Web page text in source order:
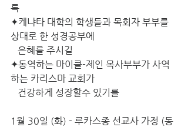
록
✦케냐타 대학의 학생들과 목회자 부부를
상대로 한 성경공부에
은혜를 주시길
✦동역하는 마이클-제인 목사부부가 사역
하는 카리스마 교회가
건강하게 성장할수 있기를
1월 30일 (화) - 루카스종 선교사 가정 (동